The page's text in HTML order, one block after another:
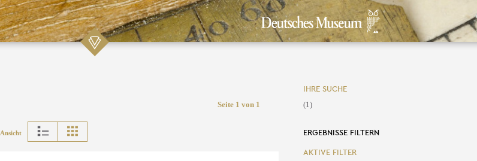
Seite 1 von 1
Ansicht
IHRE SUCHE
(1)
ERGEBNISSE FILTERN
AKTIVE FILTER